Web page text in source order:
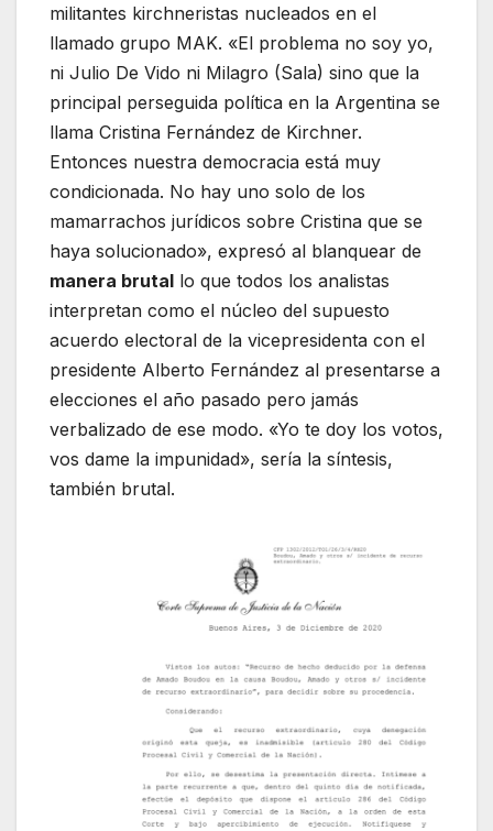
militantes kirchneristas nucleados en el
llamado grupo MAK. «El problema no soy yo,
ni Julio De Vido ni Milagro (Sala) sino que la
principal perseguida política en la Argentina se
llama Cristina Fernández de Kirchner.
Entonces nuestra democracia está muy
condicionada. No hay uno solo de los
mamarrachos jurídicos sobre Cristina que se
haya solucionado», expresó al blanquear de
manera brutal lo que todos los analistas
interpretan como el núcleo del supuesto
acuerdo electoral de la vicepresidenta con el
presidente Alberto Fernández al presentarse a
elecciones el año pasado pero jamás
verbalizado de ese modo. «Yo te doy los votos,
vos dame la impunidad», sería la síntesis,
también brutal.